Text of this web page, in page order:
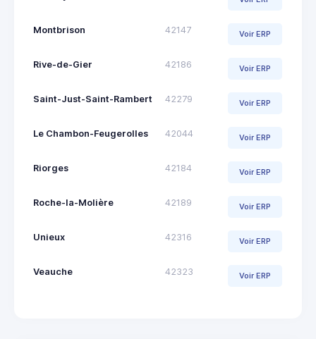
Montbrison 42147 Voir ERP
Rive-de-Gier 42186 Voir ERP
Saint-Just-Saint-Rambert 42279 Voir ERP
Le Chambon-Feugerolles 42044 Voir ERP
Riorges 42184 Voir ERP
Roche-la-Molière 42189 Voir ERP
Unieux 42316 Voir ERP
Veauche 42323 Voir ERP